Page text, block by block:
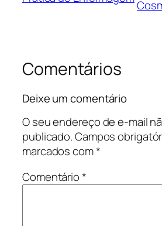
Comentários
Deixe um comentário
O seu endereço de e-mail
publicado.Campos
marcados com*
Comentário*